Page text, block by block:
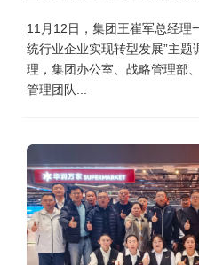
11月12日，集团王崔军总经理
统行业企业实现转型发展”主
理，集团办公室、战略管理部
管理团队...